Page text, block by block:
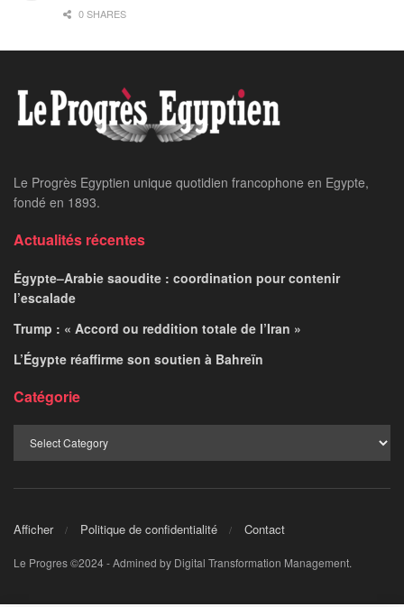
0 SHARES
Le Progrès Egyptien unique quotidien francophone en Egypte,
fondé en 1893.
Actualités récentes
Égypte–Arabie saoudite : coordination pour contenir
l’escalade
Trump : « Accord ou reddition totale de l’Iran »
L’Égypte réaffirme son soutien à Bahreïn
Catégorie
Afficher Politique de confidentialité Contact
Le Progres ©2024 - Admined by Digital Transformation Management.